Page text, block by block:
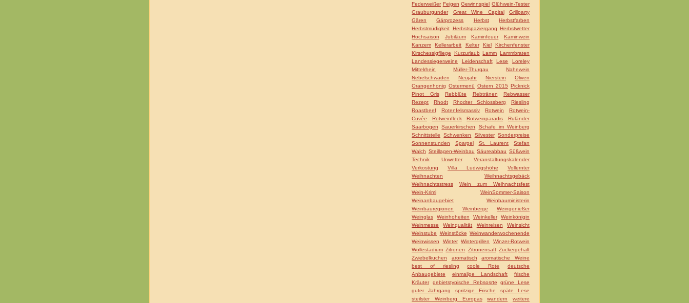
Federweißer Feigen Gewinnspiel Glühwein-Tester
Grauburgunder
Great Wine Capital
Grillparty
Gären
Gärprozess Herbst
Herbstfarben
Herbstmüdigkeit Herbstspaziergang Herbstwetter
Hochsaison
Jubiläum Kaminfeuer
Kaminwein
Kanzem
Kellerarbeit Kelter Kiel
Kirchenfenster
Kirschessigfliege
Kurzurlaub Lamm Lammbraten
Landessiegerweine
Leidenschaft Lese
Loreley
Mittelrhein
Müller-Thurgau
Nahewein
Nebelschwaden
Neujahr Nierstein
Oliven
Orangenhonig Ostermenü Ostern 2015 Picknick
Pinot Gris
Rebblüte Rebtränen
Rebwasser
Rezept
Rhodt Rhodter Schlossberg
Riesling
Roastbeef
Rotenfelsmassiv Rotwein
Rotwein-
Cuvée
Rotweinfleck Rotweinparadis
Ruländer
Saarbogen
Sauerkirschen
Schafe im Weinberg
Schnittstelle
Schwenken Silvester Sonderpreise
Sonnenstunden
Spargel St. Laurent
Stefan
Walch Steillagen-Weinbau Säureabbau Süßwein
Technik
Unwetter
Veranstaltungskalender
Verkostung
Villa Ludwigshöhe
Vollernter
Weihnachten
Weihnachtsgebäck
Weihnachtsstress
Wein zum Weihnachtsfest
Wein-Krimi
WeinSommer-Saison
Weinanbaugebiet
Weinbauministerin
Weinbauregionen
Weinberge
Weingenießer
Weinglas
Weinhoheiten Weinkeller
Weinkönigin
Weinmesse
Weinqualität Weinreisen
Weinsicht
Weinstube
Weinstöcke Weinwanderwochenende
Weinwissen
Winter Wintergrillen
Winzer-Rotwein
Wollestadium Zitronen Zitronensaft Zuckergehalt
Zwiebelkuchen
aromatisch
aromatische Weine
best of riesling
coole Rote
deutsche
Anbaugebiete
einmalige Landschaft
frische
Kräuter
gebietstypische Rebsosrte
grüne Lese
guter Jahrgang
spritzige Frische
späte Lese
steilster Weinberg Europas
wandern
weitere